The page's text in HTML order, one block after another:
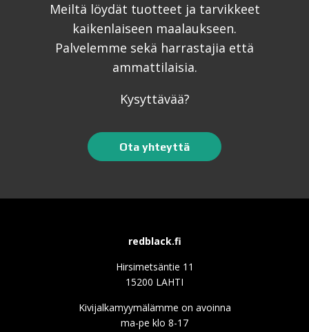
Meiltä löydät tuotteet ja tarvikkeet
kaikenlaiseen maalaukseen.
Palvelemme sekä harrastajia että
ammattilaisia.
Kysyttävää?
Ota yhteyttä
redblack.fi
Hirsimetsäntie 11
15200 LAHTI
Kivijalkamyymälämme on avoinna
ma-pe klo 8-17